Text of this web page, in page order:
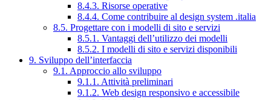
8.4.3. Risorse operative
8.4.4. Come contribuire al design system .italia
8.5. Progettare con i modelli di sito e servizi
8.5.1. Vantaggi dell’utilizzo dei modelli
8.5.2. I modelli di sito e servizi disponibili
9. Sviluppo dell’interfaccia
9.1. Approccio allo sviluppo
9.1.1. Attività preliminari
9.1.2. Web design responsivo e accessibile